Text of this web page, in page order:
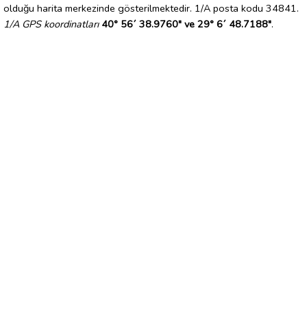
olduğu harita merkezinde gösterilmektedir. 1/A posta kodu 34841.
1/A GPS koordinatları 40° 56´ 38.9760" ve 29° 6´ 48.7188".